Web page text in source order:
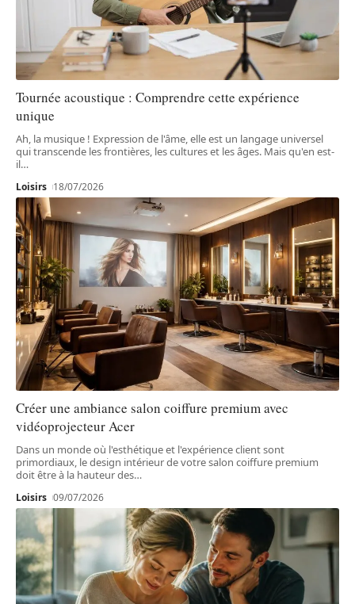
Tournée acoustique : Comprendre cette expérience
unique
Ah, la musique ! Expression de l'âme, elle est un langage universel
qui transcende les frontières, les cultures et les âges. Mais qu'en est-
il…
Loisirs 18/07/2026
Créer une ambiance salon coiffure premium avec
vidéoprojecteur Acer
Dans un monde où l'esthétique et l'expérience client sont
primordiaux, le design intérieur de votre salon coiffure premium
doit être à la hauteur des…
Loisirs 09/07/2026